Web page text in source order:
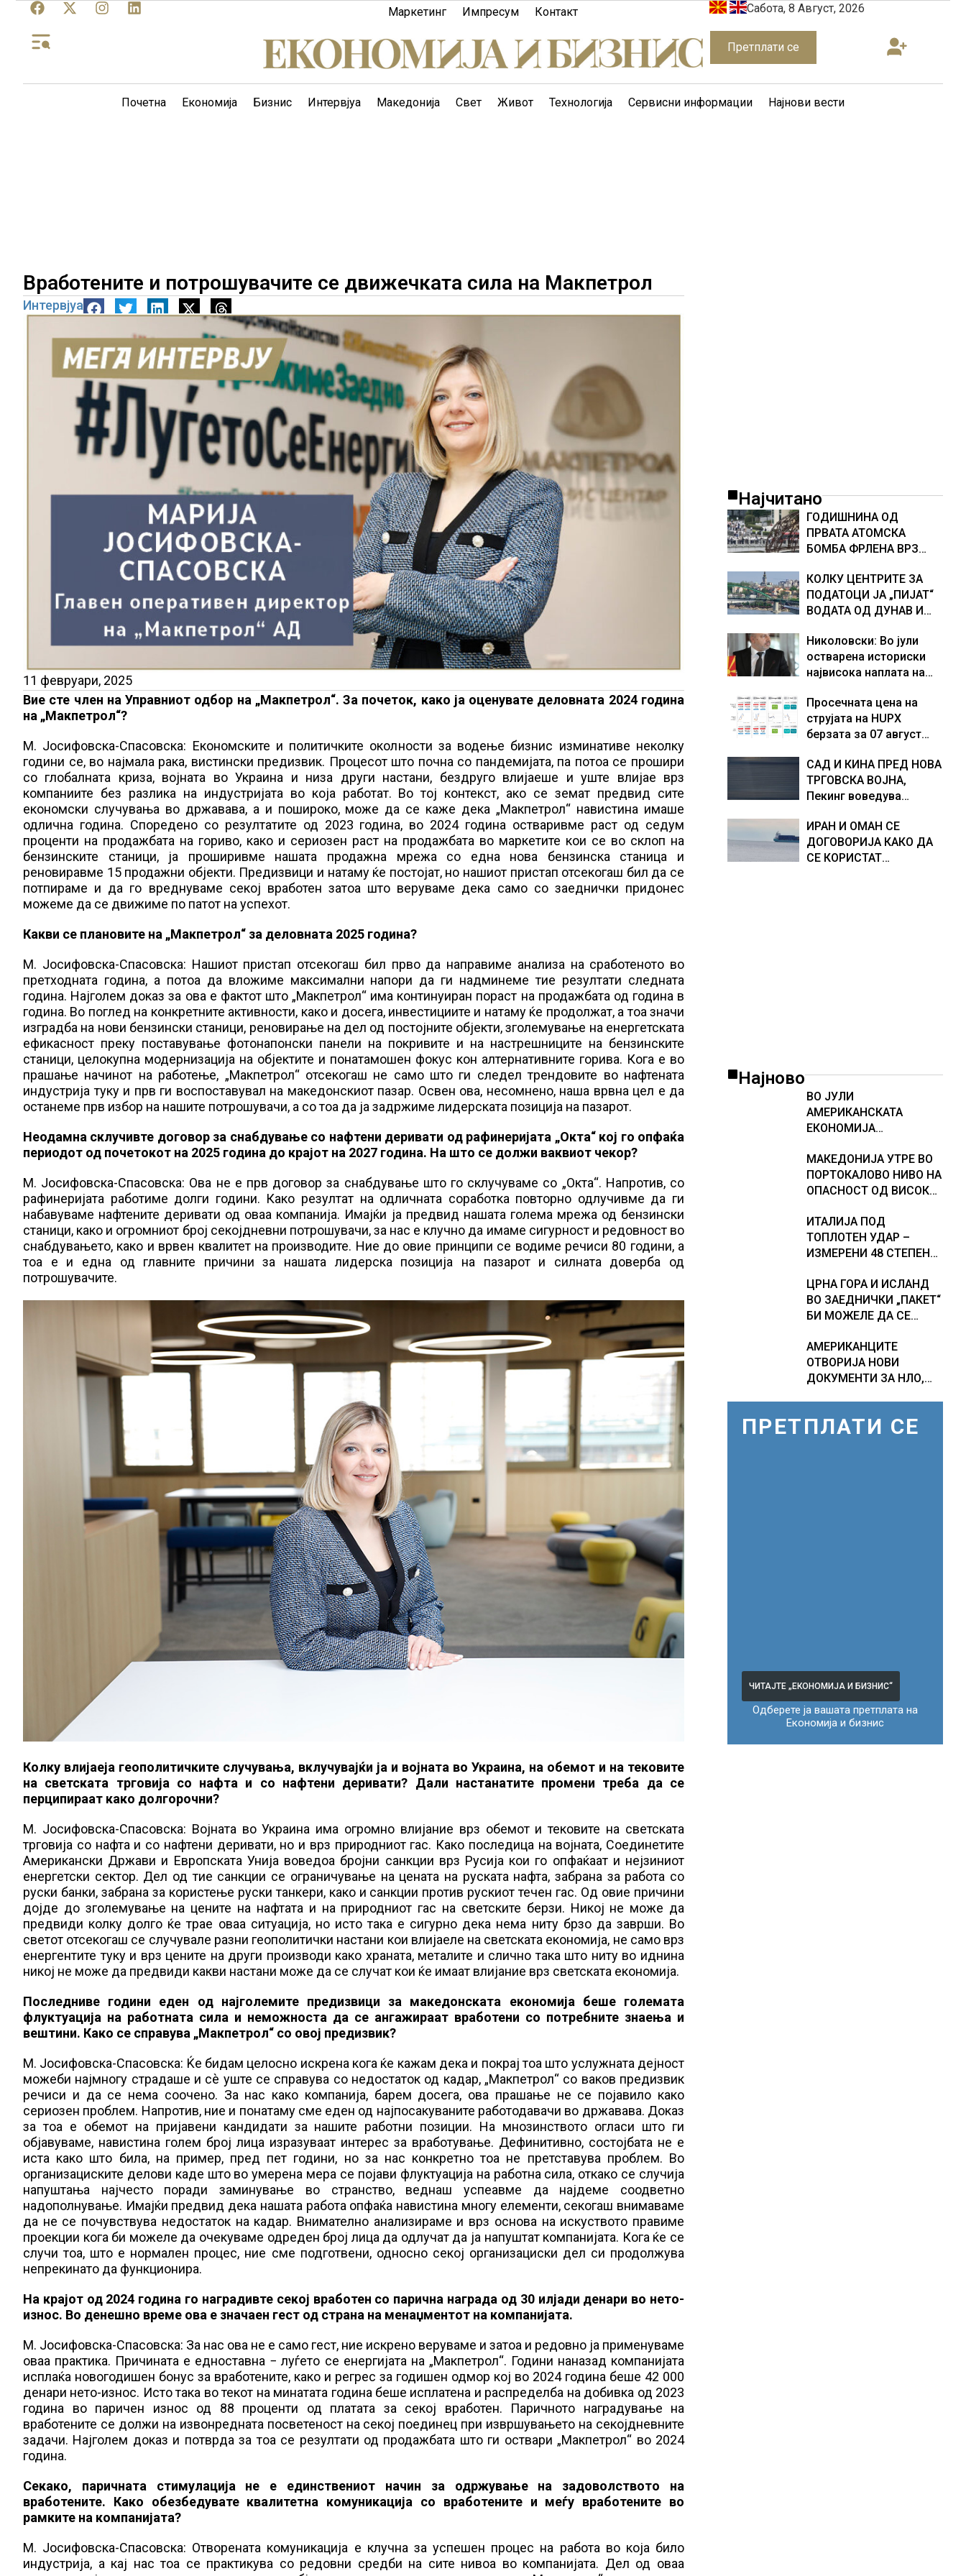
Маркетинг Импресум Контакт Сабота, 8 Август, 2026
Претплати се
Почетна Економија Бизнис Интервјуа Македонија Свет Живот Технологија Сервисни информации Најнови вести
Вработените и потрошувачите се движечката сила на Макпетрол
Интервјуа
11 февруари, 2025
Вие сте член на Управниот одбор на „Макпетрол“. За почеток, како ја оценувате деловната 2024 година
на „Макпетрол“?
М. Јосифовска-Спасовска: Економските и политичките околности за водење бизнис изминативе неколку
години се, во најмала рака, вистински предизвик. Процесот што почна со пандемијата, па потоа се прошири
со глобалната криза, војната во Украина и низа други настани, бездруго влијаеше и уште влијае врз
компаниите без разлика на индустријата во која работат. Во тој контекст, ако се земат предвид сите
економски случувања во државава, а и пошироко, може да се каже дека „Макпетрол“ навистина имаше
одлична година. Споредено со резултатите од 2023 година, во 2024 година остваривме раст од седум
проценти на продажбата на гориво, како и сериозен раст на продажбата во маркетите кои се во склоп на
бензинските станици, ја проширивме нашата продажна мрежа со една нова бензинска станица и
реновиравме 15 продажни објекти. Предизвици и натаму ќе постојат, но нашиот пристап отсекогаш бил да се
потпираме и да го вреднуваме секој вработен затоа што веруваме дека само со заеднички придонес
можеме да се движиме по патот на успехот.
Какви се плановите на „Макпетрол“ за деловната 2025 година?
М. Јосифовска-Спасовска: Нашиот пристап отсекогаш бил прво да направиме анализа на сработеното во
претходната година, а потоа да вложиме максимални напори да ги надминеме тие резултати следната
година. Најголем доказ за ова е фактот што „Макпетрол“ има континуиран пораст на продажбата од година в
година. Во поглед на конкретните активности, како и досега, инвестициите и натаму ќе продолжат, а тоа значи
изградба на нови бензински станици, реновирање на дел од постојните објекти, зголемување на енергетската
ефикасност преку поставување фотонапонски панели на покривите и на настрешниците на бензинските
станици, целокупна модернизација на објектите и понатамошен фокус кон алтернативните горива. Кога е во
прашање начинот на работење, „Макпетрол“ отсекогаш не само што ги следел трендовите во нафтената
индустрија туку и прв ги воспоставувал на македонскиот пазар. Освен ова, несомнено, наша врвна цел е да
останеме прв избор на нашите потрошувачи, а со тоа да ја задржиме лидерската позиција на пазарот.
Неодамна склучивте договор за снабдување со нафтени деривати од рафинеријата „Окта“ кој го опфаќа
периодот од почетокот на 2025 година до крајот на 2027 година. На што се должи ваквиот чекор?
М. Јосифовска-Спасовска: Ова не е прв договор за снабдување што го склучуваме со „Окта“. Напротив, со
рафинеријата работиме долги години. Како резултат на одличната соработка повторно одлучивме да ги
набавуваме нафтените деривати од оваа компанија. Имајќи ја предвид нашата голема мрежа од бензински
станици, како и огромниот број секојдневни потрошувачи, за нас е клучно да имаме сигурност и редовност во
снабдувањето, како и врвен квалитет на производите. Ние до овие принципи се водиме речиси 80 години, а
тоа е и една од главните причини за нашата лидерска позиција на пазарот и силната доверба од
потрошувачите.
Колку влијаеја геополитичките случувања, вклучувајќи ја и војната во Украина, на обемот и на тековите
на светската трговија со нафта и со нафтени деривати? Дали настанатите промени треба да се
перципираат како долгорочни?
М. Јосифовска-Спасовска: Војната во Украина има огромно влијание врз обемот и тековите на светската
трговија со нафта и со нафтени деривати, но и врз природниот гас. Како последица на војната, Соединетите
Американски Држави и Европската Унија воведоа бројни санкции врз Русија кои го опфаќаат и нејзиниот
енергетски сектор. Дел од тие санкции се ограничување на цената на руската нафта, забрана за работа со
руски банки, забрана за користење руски танкери, како и санкции против рускиот течен гас. Од овие причини
дојде до зголемување на цените на нафтата и на природниот гас на светските берзи. Никој не може да
предвиди колку долго ќе трае оваа ситуација, но исто така е сигурно дека нема ниту брзо да заврши. Во
светот отсекогаш се случувале разни геополитички настани кои влијаеле на светската економија, не само врз
енергентите туку и врз цените на други производи како храната, металите и слично така што ниту во иднина
никој не може да предвиди какви настани може да се случат кои ќе имаат влијание врз светската економија.
Последниве години еден од најголемите предизвици за македонската економија беше големата
флуктуација на работната сила и неможноста да се ангажираат вработени со потребните знаења и
вештини. Како се справува „Макпетрол“ со овој предизвик?
М. Јосифовска-Спасовска: Ќе бидам целосно искрена кога ќе кажам дека и покрај тоа што услужната дејност
можеби најмногу страдаше и сè уште се справува со недостаток од кадар, „Макпетрол“ со ваков предизвик
речиси и да се нема соочено. За нас како компанија, барем досега, ова прашање не се појавило како
сериозен проблем. Напротив, ние и понатаму сме еден од најпосакуваните работодавачи во државава. Доказ
за тоа е обемот на пријавени кандидати за нашите работни позиции. На мнозинството огласи што ги
објавуваме, навистина голем број лица изразуваат интерес за вработување. Дефинитивно, состојбата не е
иста како што била, на пример, пред пет години, но за нас конкретно тоа не претставува проблем. Во
организациските делови каде што во умерена мера се појави флуктуација на работна сила, откако се случија
напуштања најчесто поради заминување во странство, веднаш успеавме да најдеме соодветно
надополнување. Имајќи предвид дека нашата работа опфаќа навистина многу елементи, секогаш внимаваме
да не се почувствува недостаток на кадар. Внимателно анализираме и врз основа на искуството правиме
проекции кога би можеле да очекуваме одреден број лица да одлучат да ја напуштат компанијата. Кога ќе се
случи тоа, што е нормален процес, ние сме подготвени, односно секој организациски дел си продолжува
непрекинато да функционира.
На крајот од 2024 година го наградивте секој вработен со парична награда од 30 илјади денари во нето-
износ. Во денешно време ова е значаен гест од страна на менаџментот на компанијата.
М. Јосифовска-Спасовска: За нас ова не е само гест, ние искрено веруваме и затоа и редовно ја применуваме
оваа практика. Причината е едноставна − луѓето се енергијата на „Макпетрол“. Години наназад компанијата
исплаќа новогодишен бонус за вработените, како и регрес за годишен одмор кој во 2024 година беше 42 000
денари нето-износ. Исто така во текот на минатата година беше исплатена и распределба на добивка од 2023
година во паричен износ од 88 проценти од платата за секој вработен. Паричното наградување на
вработените се должи на извонредната посветеност на секој поединец при извршувањето на секојдневните
задачи. Најголем доказ и потврда за тоа се резултати од продажбата што ги оствари „Макпетрол“ во 2024
година.
Секако, паричната стимулација не е единствениот начин за одржување на задоволството на
вработените. Како обезбедувате квалитетна комуникација со вработените и меѓу вработените во
рамките на компанијата?
М. Јосифовска-Спасовска: Отворената комуникација е клучна за успешен процес на работа во која било
индустрија, а кај нас тоа се практикува со редовни средби на сите нивоа во компанијата. Дел од оваа
Најчитано
ГОДИШНИНА ОД
ПРВАТА АТОМСКА
БОМБА ФРЛЕНА ВРЗ
ШТО НАПРАВИВМЕ“,
како дел од екипажот
во авионот „Енола Геј“ и
бомбардирањето го
доживуваа овој настан
што го промени текот
КОЛКУ ЦЕНТРИТЕ ЗА
ПОДАТОЦИ ЈА „ПИЈАТ“
ВОДАТА ОД ДУНАВ И
Германија е лидер во
Европа по бројот на
изградени центри за
Николовски: Во јули
остварена историски
највисока наплата на
милијарди денари –
изградивме систем што
испорачува резултати
Просечната цена на
струјата на HUPX
берзата за 07 август
евра за мегават час, на
МЕМО 153,56 евра за
мегават час
САД И КИНА ПРЕД НОВА
ТРГОВСКА ВОЈНА,
Пекинг воведува
американски компании
и организации
ИРАН И ОМАН СЕ
ДОГОВОРИЈА КАКО ДА
СЕ КОРИСТАТ
Најново
ВО ЈУЛИ
АМЕРИКАНСКАТА
ЕКОНОМИЈА
23.000 РАБОТНИ МЕСТА
МАКЕДОНИЈА УТРЕ ВО
ПОРТОКАЛОВО НИВО НА
ОПАСНОСТ ОД ВИСОКИ
ИТАЛИЈА ПОД
ТОПЛОТЕН УДАР –
ИЗМЕРЕНИ 48 СТЕПЕНИ,
НАЈАВИЈА НОВИ
ПРОГНОЗИ ЗА
СРЕДИНАТА НА АВГУСТ
ЦРНА ГОРА И ИСЛАНД
ВО ЗАЕДНИЧКИ „ПАКЕТ“
БИ МОЖЕЛЕ ДА СЕ
АМЕРИКАНЦИТЕ
ОТВОРИЈА НОВИ
ДОКУМЕНТИ ЗА НЛО,
снимки за „Големи
ПРЕТПЛАТИ СЕ
ЧИТАЈТЕ „ЕКОНОМИЈА И БИЗНИС“
Одберете ја вашата претплата на
Економија и бизнис